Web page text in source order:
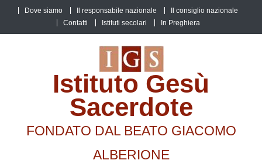
content
Dove siamo Il responsabile nazionale
Il consiglio nazionale
Contatti
Istituti secolari In Preghiera
Istituto Gesù
Sacerdote
FONDATO DAL BEATO GIACOMO
ALBERIONE